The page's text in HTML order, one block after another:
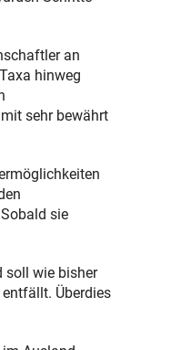
an
hinweg
sehr bewährt
sie
soll wie bisher
Überdies